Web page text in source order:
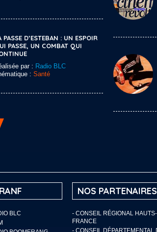
PASSE D’ESTEBAN : UN ESPOIR
PASSE, UN COMBAT QUI
par : Radio BLC
: Santé
BLC
NOS PARTENAIRES
- CONSEIL RÉGIONAL
FRANCE
- CONSEIL DÉPARTEMENTAL